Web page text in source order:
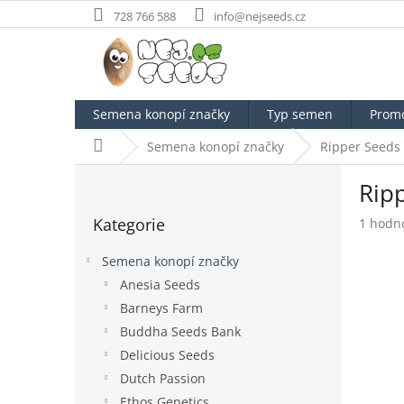
na
728 766 588 info@nejseeds.cz
Semena konopí značky Typ semen
Domů Semena konopí značky Ripper Seeds
kategorie
Kategorie
Semena konopí značky
Anesia Seeds
Barneys Farm
Buddha Seeds Bank
Delicious Seeds
Dutch Passion
1